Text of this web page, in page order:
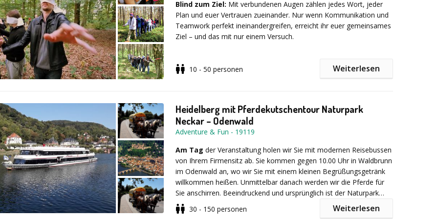
Programmverlauf/Informationen: Nach der Begrüßung werden
durchlaufen unsere Stationen und sammeln dabei Punkte.
Folgende Stationenbieten wir Ihnenbeispielsweise
Boules, Rope-Skipping, Wasserschlacht, Handtuch- Schleuderball,
Limbo-Dance, Wasser-Laufball (im Ball übers Wasser laufen), Hula
Hoop, Tauziehen, Schlange-ein mühsames Wettrennen, Trockenski /
Grasski, Stand up paddeln (im Stehen paddeln)gegen
Mehrpreis:Surfsimulator oder Eis-smashing –(Rieseneiswürfel in
dem Punkte eingefroren sind, die mit Hammer und Meißel auf Zeit
freigelegt werden müssen)
Blind zum Ziel: Mit verbundenen Augen zählen jedes Wort, jeder
Plan und euer Vertrauen zueinander. Nur wenn Kommunikation und
Teamwork perfekt ineinandergreifen, erreicht ihr euer gemeinsames
Ziel – und das mit nur einem Versuch.
Dauer: 1,5 Stunden
10 - 50 personen Weiterlesen
Heidelberg mit Pferdekutschentour Naturpark
Neckar – Odenwald
Adventure & Fun - 19119
Am Tag der Veranstaltung holen wir Sie mit modernen Reisebussen
von Ihrem Firmensitz ab. Sie kommen gegen 10.00 Uhr in Waldbrunn
im Odenwald an, wo wir Sie mit einem kleinen Begrüßungsgetränk
willkommen heißen. Unmittelbar danach werden wir die Pferde für
Sie anschirren. Beeindruckend und ursprünglich ist der Naturpark
Neckar-Odenwald, den Sie in einem Planwagen durchfahren. Die
Fahrt dauert etwa 1,5 Stunden.
30 - 150 personen Weiterlesen